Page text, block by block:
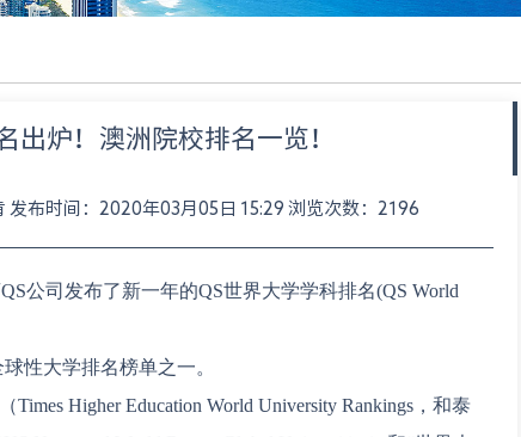
出炉！澳洲院校排名一览！
布时间：2020年03月05日 15:29 浏览次数：2196
公司发布了新一年的QS世界大学学科排名(QS World
性大学排名榜单之一。
Higher Education World University Rankings，和泰